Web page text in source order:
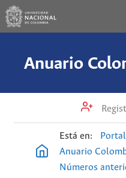
Está en:
Anuario
Números